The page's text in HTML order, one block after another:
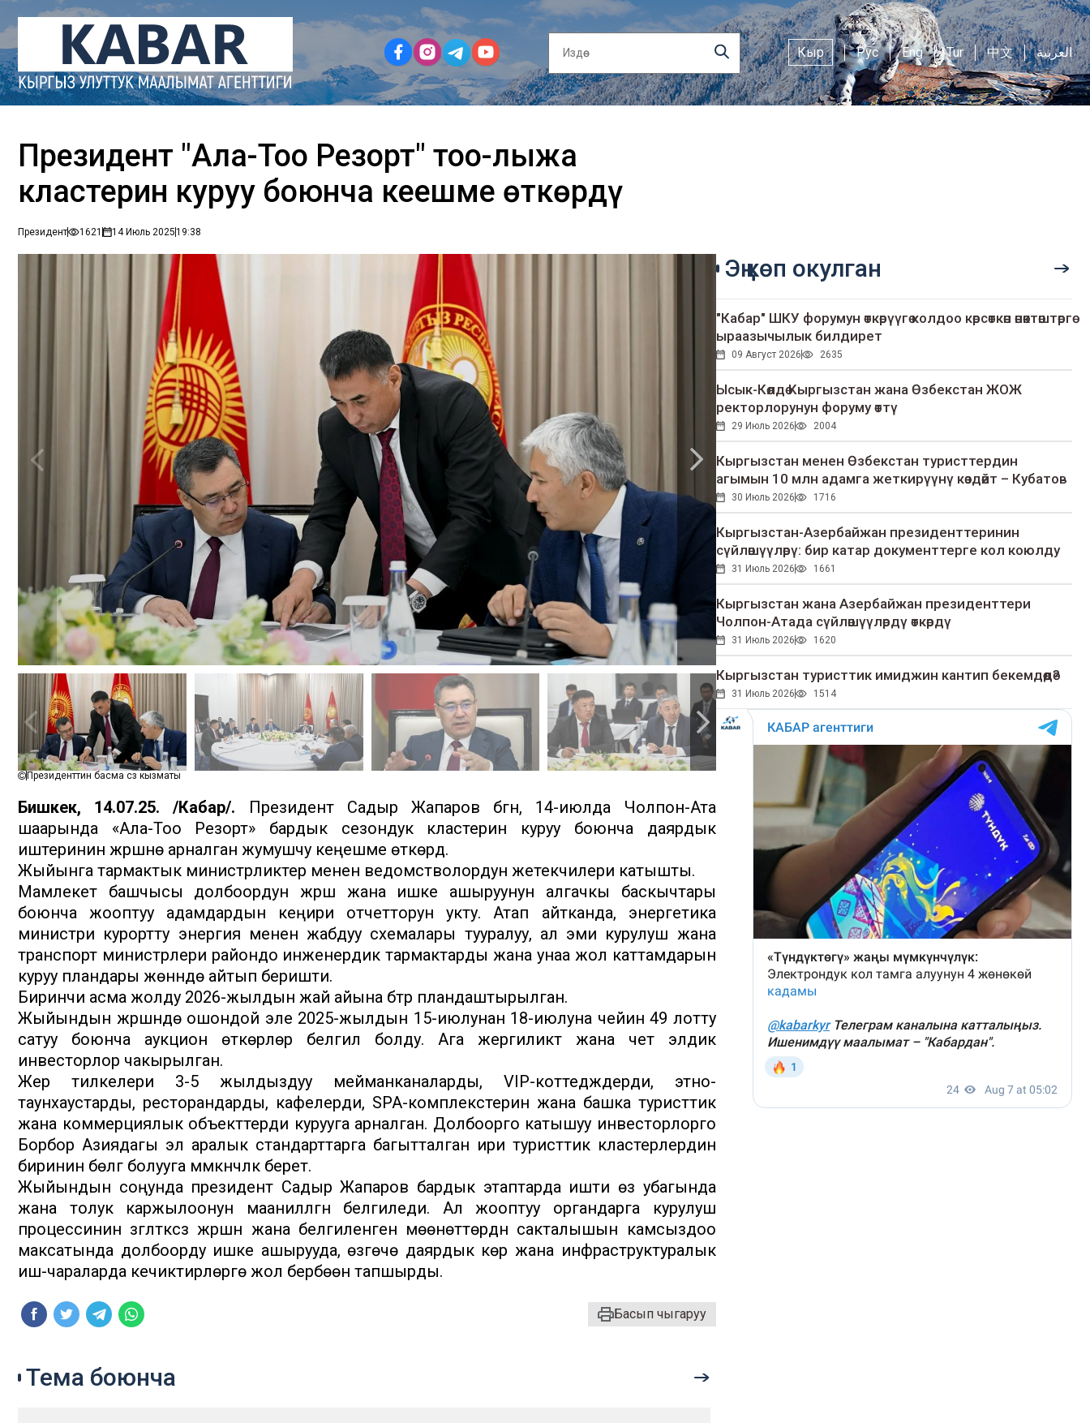
Кыр Рус Eng Tur 中文 العربية
Президент "Ала-Тоо Резорт" тоо-лыжа
кластерин куруу боюнча кеңешме өткөрдү
Президент 1621 14 Июль 202519:38
Президенттин басма сөз кызматы
Бишкек, 14.07.25. /Кабар/. Президент Садыр Жапаров бүгүн, 14-июлда Чолпон-Ата
шаарында «Ала-Тоо Резорт» бардык сезондук кластерин куруу боюнча даярдык
иштеринин жүрүшүнө арналган жумушчу кеңешме өткөрдү.
Жыйынга тармактык министрликтер менен ведомстволордун жетекчилери катышты.
Мамлекет башчысы долбоордун жүрүшү жана ишке ашыруунун алгачкы баскычтары
боюнча жооптуу адамдардын кеңири отчетторун укту. Атап айтканда, энергетика
министри курортту энергия менен жабдуу схемалары тууралуу, ал эми курулуш жана
транспорт министрлери райондо инженердик тармактарды жана унаа жол каттамдарын
куруу пландары жөнүндө айтып беришти.
Биринчи асма жолду 2026-жылдын жай айына бүтүрүү пландаштырылган.
Жыйындын жүрүшүндө ошондой эле 2025-жылдын 15-июлунан 18-июлуна чейин 49 лотту
сатуу боюнча аукцион өткөрүлөрү белгилүү болду. Ага жергиликтүү жана чет элдик
инвесторлор чакырылган.
Жер тилкелери 3-5 жылдыздуу мейманканаларды, VIP-коттедждерди, этно-
таунхаустарды, ресторандарды, кафелерди, SPA-комплекстерин жана башка туристтик
жана коммерциялык объекттерди курууга арналган. Долбоорго катышуу инвесторлорго
Борбор Азиядагы эл аралык стандарттарга багытталган ири туристтик кластерлердин
биринин бөлүгү болууга мүмкүнчүлүк берет.
Жыйындын соңунда президент Садыр Жапаров бардык этаптарда ишти өз убагында
жана толук каржылоонун маанилүүлүгүн белгиледи. Ал жооптуу органдарга курулуш
процессинин үзгүлтүксүз жүрүшүн жана белгиленген мөөнөттөрдүн сакталышын камсыздоо
максатында долбоорду ишке ашырууда, өзгөчө даярдык көрүү жана инфраструктуралык
иш-чараларда кечиктирүүлөргө жол бербөөнү тапшырды.
Басып чыгаруу
Эң көп окулган
"Кабар" ШКУ форумун өткөрүүгө колдоо көрсөткөн өнөктөштөргө
ыраазычылык билдирет
09 Август 2026 2635
Ысык-Көлдө Кыргызстан жана Өзбекстан ЖОЖ
ректорлорунун форуму өттү
29 Июль 2026 2004
Кыргызстан менен Өзбекстан туристтердин
агымын 10 млн адамга жеткирүүнү көздөйт – Кубатов
30 Июль 2026 1716
Кыргызстан-Азербайжан президенттеринин
сүйлөшүүлөрү: бир катар документтерге кол коюлду
31 Июль 2026 1661
Кыргызстан жана Азербайжан президенттери
Чолпон-Атада сүйлөшүүлөрдү өткөрдү
31 Июль 2026 1620
Кыргызстан туристтик имиджин кантип бекемдөөдө?
31 Июль 2026 1514
Тема боюнча